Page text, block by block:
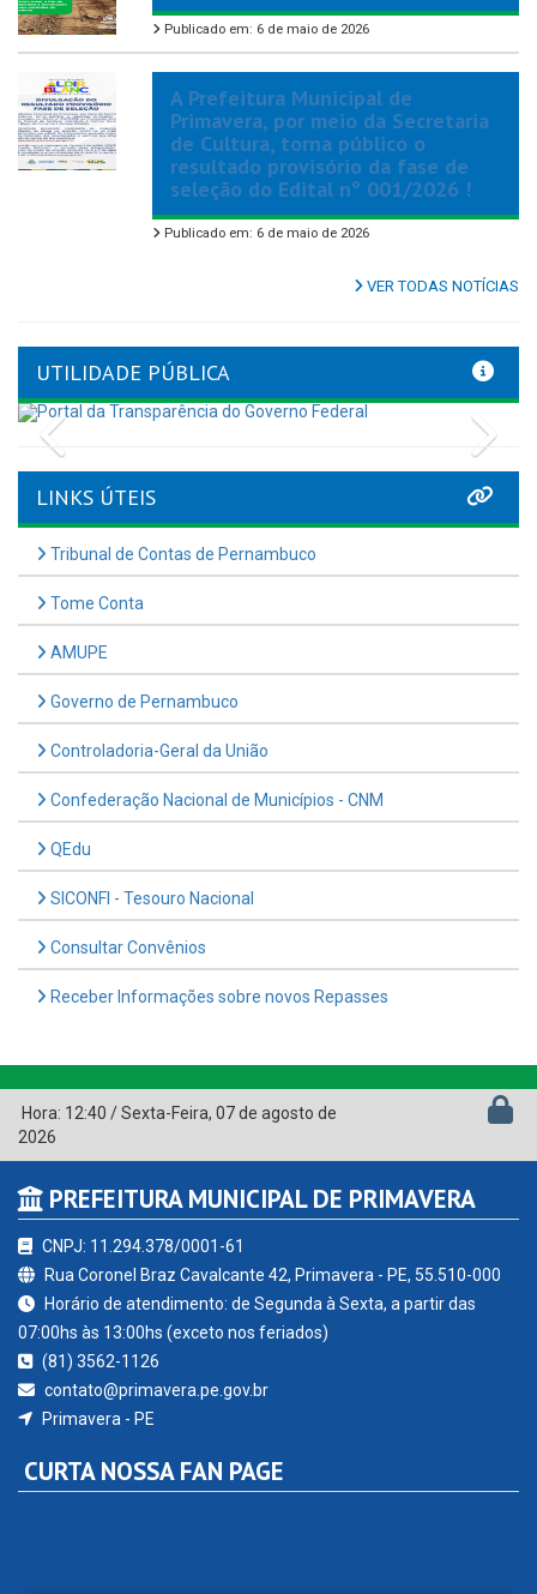
Publicado em: 6 de maio de 2026
A Prefeitura Municipal de
Primavera, por meio da Secretaria
de Cultura, torna público o
resultado provisório da fase de
seleção do Edital nº 001/2026 !
Publicado em: 6 de maio de 2026
VER TODAS NOTÍCIAS
UTILIDADE PÚBLICA
Previous
LINKS ÚTEIS
Tribunal de Contas de Pernambuco
Tome Conta
AMUPE
Governo de Pernambuco
Controladoria-Geral da União
Confederação Nacional de Municípios - CNM
QEdu
SICONFI - Tesouro Nacional
Consultar Convênios
Receber Informações sobre novos Repasses
Hora: 12:40 /Sexta-Feira, 07 de agosto de
2026
PREFEITURA MUNICIPAL DE PRIMAVERA
CNPJ: 11.294.378/0001-61
Rua Coronel Braz Cavalcante 42, Primavera - PE, 55.510-000
Horário de atendimento: de Segunda à Sexta, a partir das
07:00hs às 13:00hs (exceto nos feriados)
(81) 3562-1126
contato@primavera.pe.gov.br
Primavera - PE
CURTA NOSSA FAN PAGE